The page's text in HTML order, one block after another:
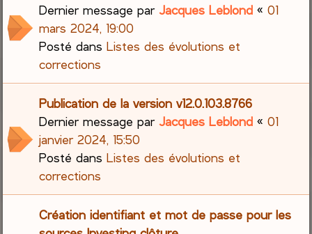
Dernier message parJacques Leblond «01
mars 2024, 19:00
Posté dansListes des évolutions et
corrections
Publication de la version v12.0.103.8766
Dernier message parJacques Leblond «01
janvier 2024, 15:50
Posté dansListes des évolutions et
corrections
Création identifiant et mot de passe pour les